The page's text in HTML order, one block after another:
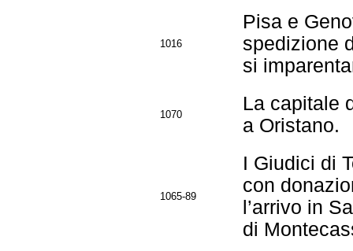
1016
Pisa e
spedizione
si
1070
La capitale
a Oristano.
1065-89
I Giudici di
con
l’arrivo in
di